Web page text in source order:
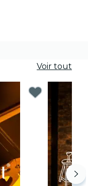
Voir tout